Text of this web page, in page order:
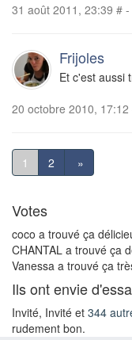
31 août 2011, 23:39 # -
Frijoles
Et c'est aussi
20 octobre 2010, 17:12
1 2 »
Votes
coco a trouvé ça
CHANTAL a trouvé ça
Vanessa a trouvé ça
Ils ont envie
Invité, Invité et 344
rudement bon.